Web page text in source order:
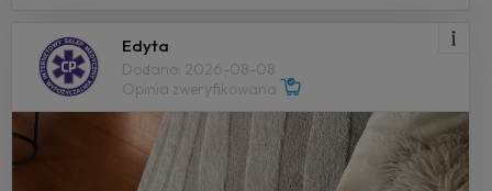
Edyta
Dodano: 2026-08-08
Opinia zweryfikowana